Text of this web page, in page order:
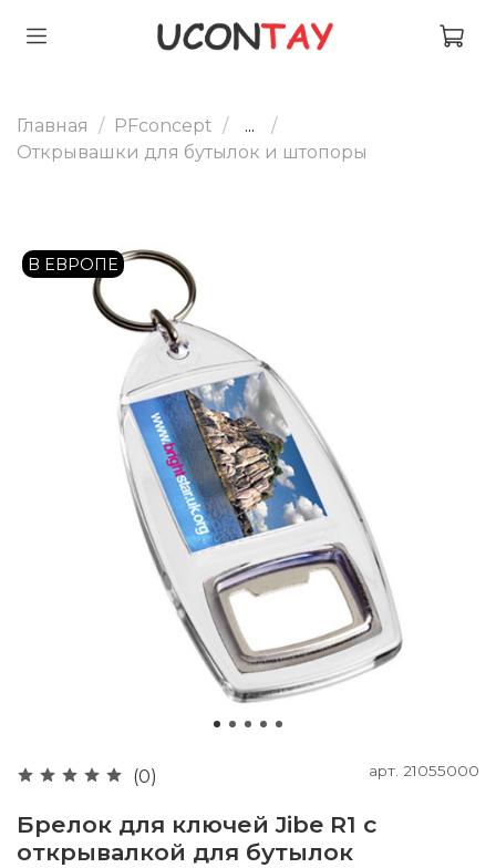
Главная PFconcept
...
Открывашки для бутылок и штопоры
В ЕВРОПЕ
(0) арт. 21055000
Брелок для ключей Jibe R1 с
открывалкой для бутылок